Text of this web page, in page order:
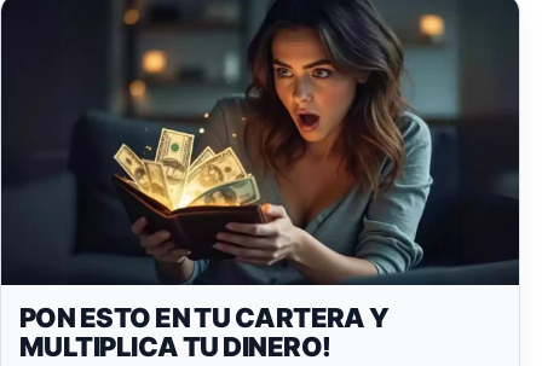
PON ESTO EN TU CARTERA Y
MULTIPLICA TU DINERO!